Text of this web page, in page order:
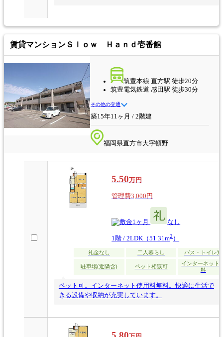
賃貸マンションＳｌｏｗ Ｈａｎｄ壱番館
筑豊本線 直方駅 徒歩20分
筑豊電気鉄道 感田駅 徒歩30分
その他の交通
築15年11ヶ月 / 2階建
福岡県直方市大字頓野
5.50万円
管理費3,000円
1ヶ月 なし
1階 / 2LDK（51.31m2）
礼金なし 二人暮らし バス・トイレ別
駐車場(近隣含) ペット相談可
インターネット
料
ペット可。インターネット使用料無料。快適に生活で
きる設備や収納が充実しています。